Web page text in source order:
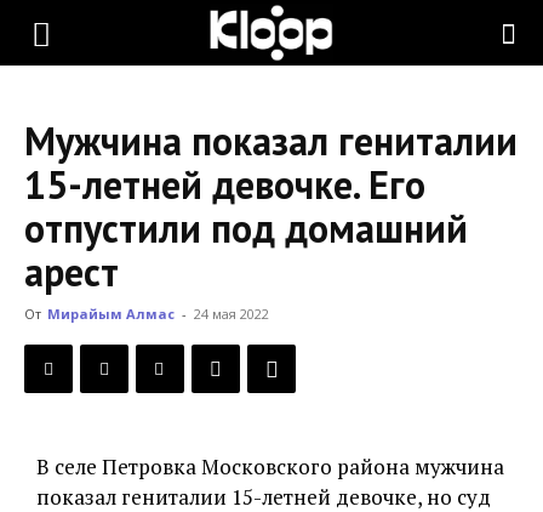
KLOOP.KG
Новости
Кыргызстана
Мужчина показал гениталии
15-летней девочке. Его
отпустили под домашний
арест
От Мирайым Алмас - 24 мая 2022
В селе Петровка Московского района мужчина
показал гениталии 15-летней девочке, но суд